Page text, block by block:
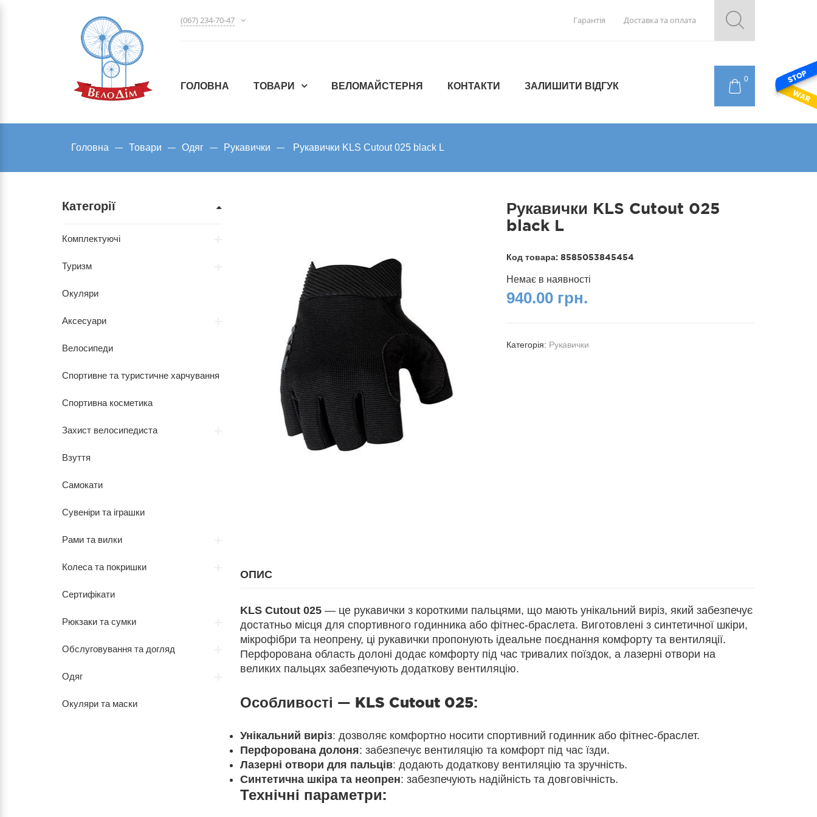
(067) 234-70-47 Гарантія Доставка та оплата
0
ГОЛОВНА ТОВАРИ ВЕЛОМАЙСТЕРНЯ КОНТАКТИ ЗАЛИШИТИ ВІДГУК
Головна Товари Одяг Рукавички Рукавички KLS Cutout 025 black L
Рукавички KLS Cutout 025
black L
Код товара:8585053845454
Немає в наявності
940.00 грн.
Категорія: Рукавички
ОПИС
KLS Cutout 025— це рукавички з короткими пальцями, що мають унікальний виріз, який забезпечує
достатньо місця для спортивного годинника або фітнес-браслета. Виготовлені з синтетичної шкіри,
мікрофібри та неопрену, ці рукавички пропонують ідеальне поєднання комфорту та вентиляції.
Перфорована область долоні додає комфорту під час тривалих поїздок, а лазерні отвори на
великих пальцях забезпечують додаткову вентиляцію.
Особливості — KLS Cutout 025:
Унікальний виріз: дозволяє комфортно носити спортивний годинник або фітнес-браслет.
Перфорована долоня: забезпечує вентиляцію та комфорт під час їзди.
Лазерні отвори для пальців: додають додаткову вентиляцію та зручність.
Синтетична шкіра та неопрен: забезпечують надійність та довговічність.
Технічні параметри:
Категорії
Комплектуючі
Туризм
Окуляри
Аксесуари
Велосипеди
Спортивне та туристичне харчування
Спортивна косметика
Захист велосипедиста
Взуття
Самокати
Сувеніри та іграшки
Рами та вилки
Колеса та покришки
Сертифікати
Рюкзаки та сумки
Обслуговування та догляд
Одяг
Окуляри та маски